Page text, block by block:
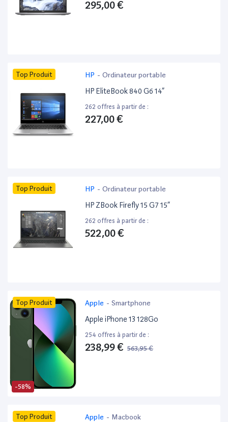
295,00 €
Top Produit HP - Ordinateur portable
HP EliteBook 840 G6 14”
262 offres à partir de :
227,00 €
Top Produit HP - Ordinateur portable
HP ZBook Firefly 15 G7 15”
262 offres à partir de :
522,00 €
-58%
Top Produit Apple - Smartphone
Apple iPhone 13 128Go
254 offres à partir de :
238,99 € 563,95 €
Top Produit Apple - Macbook